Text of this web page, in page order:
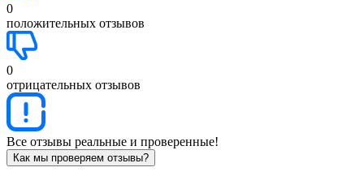
0
положительных отзывов
0
отрицательных отзывов
Все отзывы реальные и проверенные!
Как мы проверяем отзывы?